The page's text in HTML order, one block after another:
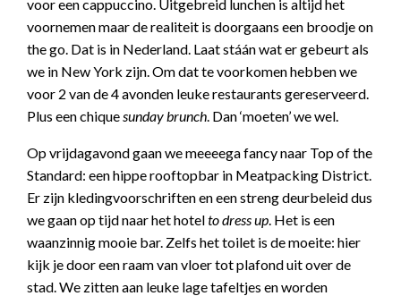
voor een cappuccino. Uitgebreid lunchen is altijd het
voornemen maar de realiteit is doorgaans een broodje on
the go. Dat is in Nederland. Laat stáán wat er gebeurt als
we in New York zijn. Om dat te voorkomen hebben we
voor 2 van de 4 avonden leuke restaurants gereserveerd.
Plus een chiquesunday brunch. Dan ‘moeten’ we wel.
Op vrijdagavond gaan we meeeega fancy naar Top of the
Standard: een hippe rooftopbar in Meatpacking District.
Er zijn kledingvoorschriften en een streng deurbeleid dus
we gaan op tijd naar het hotelto dress up. Het is een
waanzinnig mooie bar. Zelfs het toilet is de moeite: hier
kijk je door een raam van vloer tot plafond uit over de
stad. We zitten aan leuke lage tafeltjes en worden